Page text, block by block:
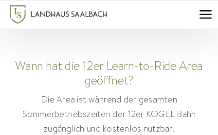
Zum
Inhalt
Wann hat die 12er Learn-to-Ride Area
geöffnet?
Die Area ist während der gesamten
Sommerbetriebszeiten der 12er KOGEL Bahn
zugänglich und kostenlos nutzbar.